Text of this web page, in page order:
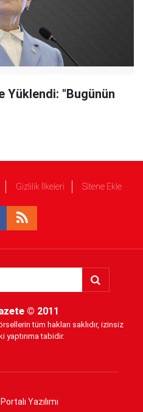
Yüklendi: "Bugünün
Gizlilik İlkeleri Sitene Ekle
© 2011
tüm hakları saklıdır, izinsiz
yaptırıma tabidir.
Yazılımı